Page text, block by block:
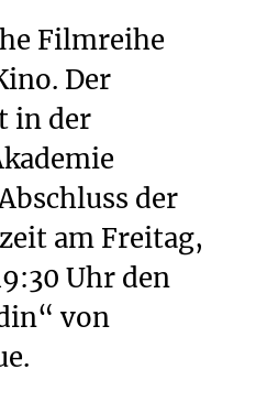
Filmreihe
Der
in der
der
am Freitag,
Uhr den
von